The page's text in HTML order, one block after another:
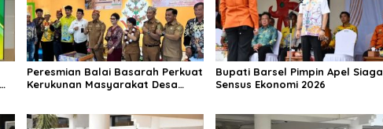
Peresmian Balai Basarah Perkuat
Kerukunan Masyarakat Desa
Bupati Barsel Pimpin Apel Siaga
Sensus Ekonomi 2026